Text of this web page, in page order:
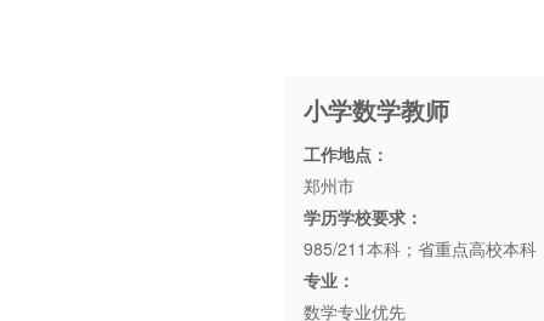
小学数学教师
工作地点：
郑州市
学历学校要求：
985/211本科；省重点高校本科
专业：
数学专业优先